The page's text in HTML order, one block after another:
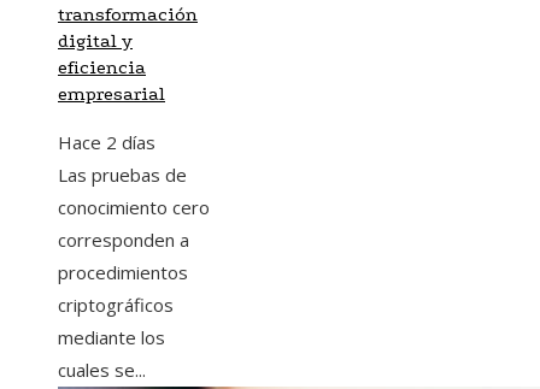
transformación
digital y
eficiencia
empresarial
Hace 2 días
Las pruebas de
conocimiento cero
corresponden a
procedimientos
criptográficos
mediante los
cuales se...